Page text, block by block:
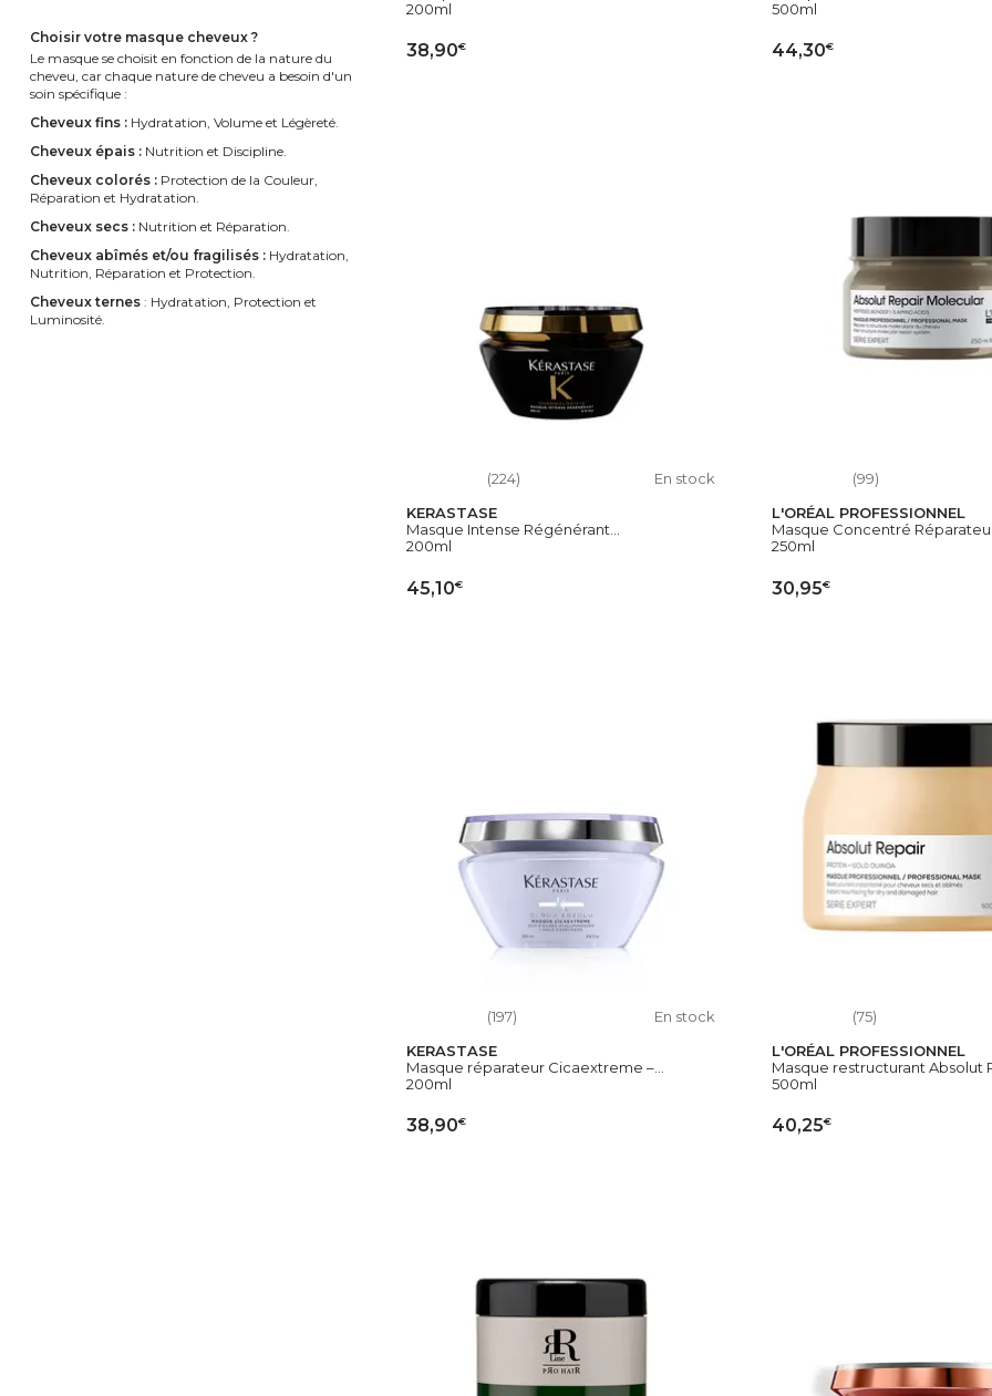
200ml
38,90€
500ml
44,30€
(224)
En stock
KERASTASE
Masque Intense Régénérant...
200ml
45,10€
(99)
L'ORÉAL PROFESSIONNEL
Masque Concentré
250ml
30,95€
(197)
En stock
KERASTASE
Masque réparateur Cicaextreme –...
200ml
38,90€
(75)
L'ORÉAL PROFESSIONNEL
Masque restructurant Absolut
500ml
40,25€
choisir votre masque cheveux ?
Le masque se choisit en fonction de la nature du
cheveu, car chaque nature de cheveu a besoin d'un
soin spécifique :
Cheveux fins : Hydratation, Volume et Légèreté.
Cheveux épais : Nutrition et Discipline.
Cheveux colorés : Protection de la Couleur,
Réparation et Hydratation.
Cheveux secs : Nutrition et Réparation.
Cheveux abîmés et/ou fragilisés : Hydratation,
Nutrition, Réparation et Protection.
Cheveux ternes : Hydratation, Protection et
Luminosité.